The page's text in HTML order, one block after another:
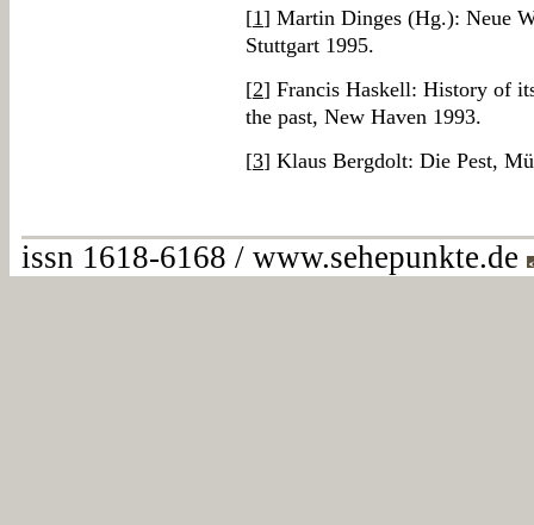
[1] Martin Dinges (Hg.): Neue
Stuttgart 1995.
[2] Francis Haskell: History of
the past, New Haven 1993.
[3] Klaus Bergdolt: Die Pest,
issn 1618-6168 / www.sehepunkte.de